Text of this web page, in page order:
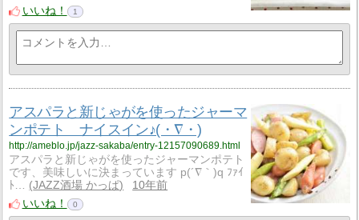
いいね！
1
アスパラと新じゃがを使ったジャーマ
ンポテト ナイスイン♪(・∇・)
http://ameblo.jp/jazz-sakaba/entry-12157090689.html
アスパラと新じゃがを使ったジャーマンポテト
です、美味しいに決まっています p(´∇｀)q ﾌｧｲ
ﾄ…
JAZZ酒場 かっぱ
10年前
いいね！
0